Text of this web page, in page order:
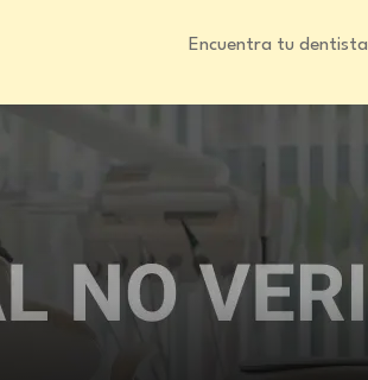
Encuentra tu dentista